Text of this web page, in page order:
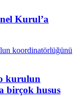
Kurul’a
kurulun
birçok husus